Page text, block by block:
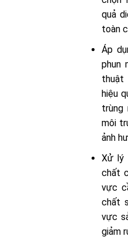
quả
toàn
Áp
phun
thuật
hiệu
trùng
môi
ảnh
Xử lý
chất
vực
chất
vực
giảm